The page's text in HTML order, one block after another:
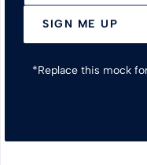
SIGN ME UP
*Replace this mock